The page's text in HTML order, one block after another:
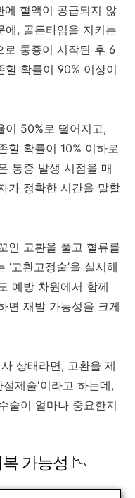
에 혈액이 공급되지 않
에, 골든타임을 지키는
로 통증이 시작된 후 6
확률이 90% 이상이
이 50%로 떨어지고,
할 확률이 10% 이하로
통증 발생 시점을 매
가 정확한 시간을 말할
인 고환을 풀고 혈류를
고환고정술’을 실시해
예방 차원에서 함께
면 재발 가능성을 크게
상태라면, 고환을 제
제술'이라고 하는데,
술이 얼마나 중요한지
가능성 📉